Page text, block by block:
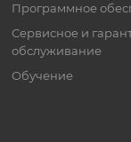
Программное
Сервисное и
обслуживание
Обучение